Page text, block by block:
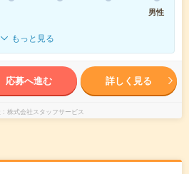
男性
もっと見る
応募へ進む 詳しく見る
株式会社スタッフサービス